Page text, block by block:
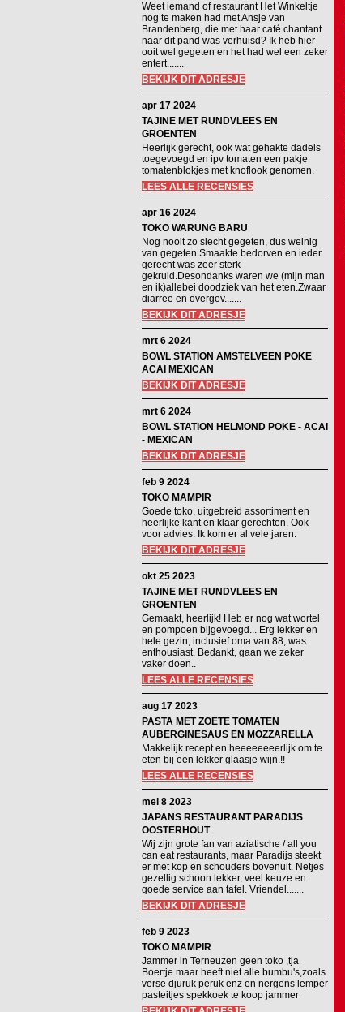
Weet iemand of restaurant Het Winkeltje
nog te maken had met Ansje van
Brandenberg, die met haar café chantant
naar dit pand was verhuisd? Ik heb hier
ooit wel gegeten en het had wel een zeker
entert.......
BEKIJK DIT ADRESJE
apr 17 2024
TAJINE MET RUNDVLEES EN
GROENTEN
Heerlijk gerecht, ook wat gehakte dadels
toegevoegd en ipv tomaten een pakje
tomatenblokjes met knoflook genomen.
LEES ALLE RECENSIES
apr 16 2024
TOKO WARUNG BARU
Nog nooit zo slecht gegeten, dus weinig
van gegeten.Smaakte bedorven en ieder
gerecht was zeer sterk
gekruid.Desondanks waren we (mijn man
en ik)allebei doodziek van het eten.Zwaar
diarree en overgev.......
BEKIJK DIT ADRESJE
mrt 6 2024
BOWL STATION AMSTELVEEN POKE
ACAI MEXICAN
BEKIJK DIT ADRESJE
mrt 6 2024
BOWL STATION HELMOND POKE - ACAI
- MEXICAN
BEKIJK DIT ADRESJE
feb 9 2024
TOKO MAMPIR
Goede toko, uitgebreid assortiment en
heerlijke kant en klaar gerechten. Ook
voor advies. Ik kom er al vele jaren.
BEKIJK DIT ADRESJE
okt 25 2023
TAJINE MET RUNDVLEES EN
GROENTEN
Gemaakt, heerlijk! Heb er nog wat wortel
en pompoen bijgevoegd... Erg lekker en
hele gezin, inclusief oma van 88, was
enthousiast. Bedankt, gaan we zeker
vaker doen..
LEES ALLE RECENSIES
aug 17 2023
PASTA MET ZOETE TOMATEN
AUBERGINESAUS EN MOZZARELLA
Makkelijk recept en heeeeeeeerlijk om te
eten bij een lekker glaasje wijn.!!
LEES ALLE RECENSIES
mei 8 2023
JAPANS RESTAURANT PARADIJS
OOSTERHOUT
Wij zijn grote fan van aziatische / all you
can eat restaurants, maar Paradijs steekt
er met kop en schouders bovenuit. Netjes
gezellig schoon lekker, veel keuze en
goede service aan tafel. Vriendel.......
BEKIJK DIT ADRESJE
feb 9 2023
TOKO MAMPIR
Jammer in Terneuzen geen toko ,tja
Boertje maar heeft niet alle bumbu's,zoals
verse djuruk peruk enz en nergens lemper
pasteitjes spekkoek te koop jammer